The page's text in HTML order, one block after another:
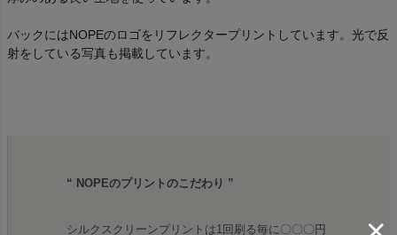
バックにはNOPEのロゴをリフレクタープリントしています。光で反
射をしている写真も掲載しています。
“ NOPEのプリントのこだわり ”
シルクスクリーンプリントは1回刷る毎に〇〇〇円